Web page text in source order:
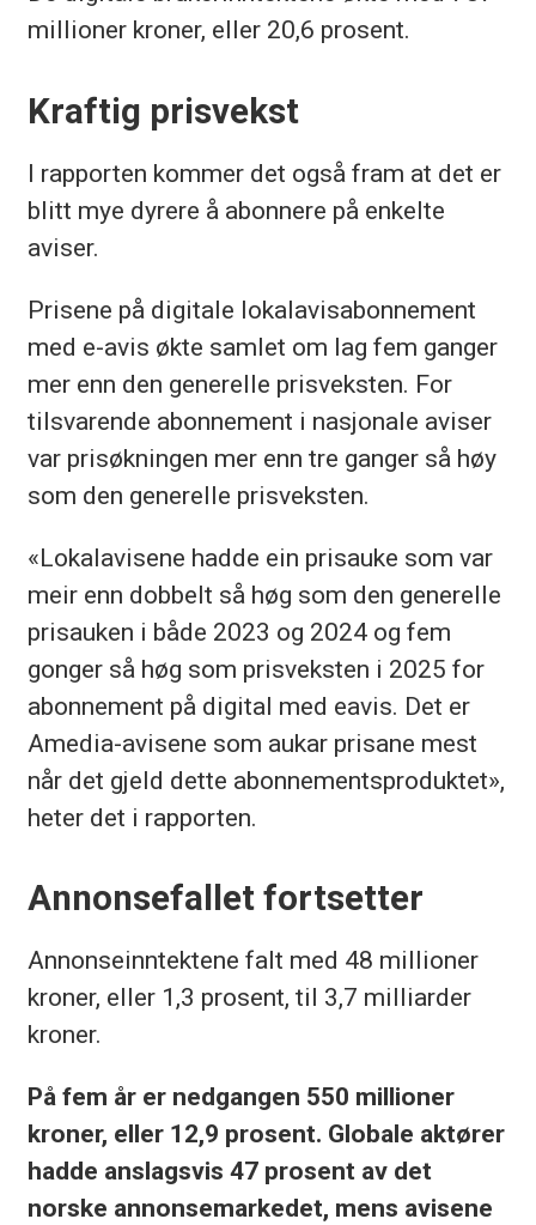
millioner kroner, eller 20,6 prosent.
Kraftig prisvekst
I rapporten kommer det også fram at det er
blitt mye dyrere å abonnere på enkelte
aviser.
Prisene på digitale lokalavisabonnement
med e-avis økte samlet om lag fem ganger
mer enn den generelle prisveksten. For
tilsvarende abonnement i nasjonale aviser
var prisøkningen mer enn tre ganger så høy
som den generelle prisveksten.
«Lokalavisene hadde ein prisauke som var
meir enn dobbelt så høg som den generelle
prisauken i både 2023 og 2024 og fem
gonger så høg som prisveksten i 2025 for
abonnement på digital med eavis. Det er
Amedia-avisene som aukar prisane mest
når det gjeld dette abonnementsproduktet»,
heter det i rapporten.
Annonsefallet fortsetter
Annonseinntektene falt med 48 millioner
kroner, eller 1,3 prosent, til 3,7 milliarder
kroner.
På fem år er nedgangen 550 millioner
kroner, eller 12,9 prosent. Globale aktører
hadde anslagsvis 47 prosent av det
norske annonsemarkedet, mens avisene